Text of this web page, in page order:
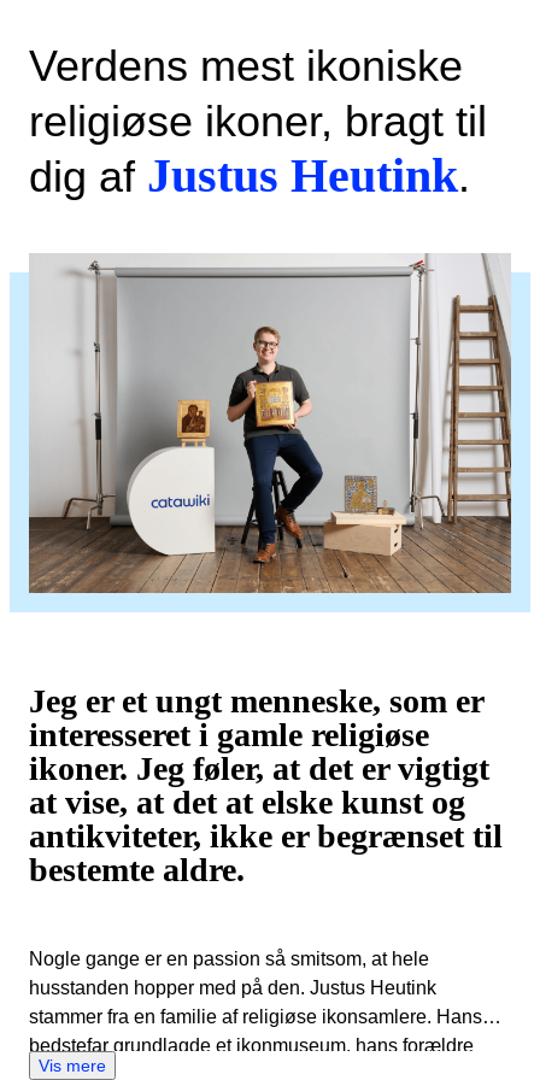
Verdens mest ikoniske
religiøse ikoner, bragt til
dig af Justus Heutink.
Jeg er et ungt menneske, som er
interesseret i gamle religiøse
ikoner. Jeg føler, at det er vigtigt
at vise, at det at elske kunst og
antikviteter, ikke er begrænset til
bestemte aldre.
Nogle gange er en passion så smitsom, at hele
husstanden hopper med på den. Justus Heutink
stammer fra en familie af religiøse ikonsamlere. Hans
bedstefar grundlagde et ikonmuseum, hans forældre
dedikerede deres galleri til antikke kunstværker af træ,
Vis mere